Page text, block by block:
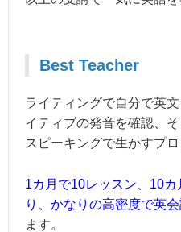
Best Teacher
ライティングで自分で英
イティブの発音を確認、
スピーキングで生かすプ
1カ月で10レッスン、10
り、かなりの高密度で英
ます。